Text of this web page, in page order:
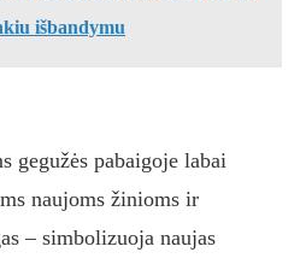
išbandymu
gegužės pabaigoje labai
naujoms žinioms ir
– simbolizuoja naujas